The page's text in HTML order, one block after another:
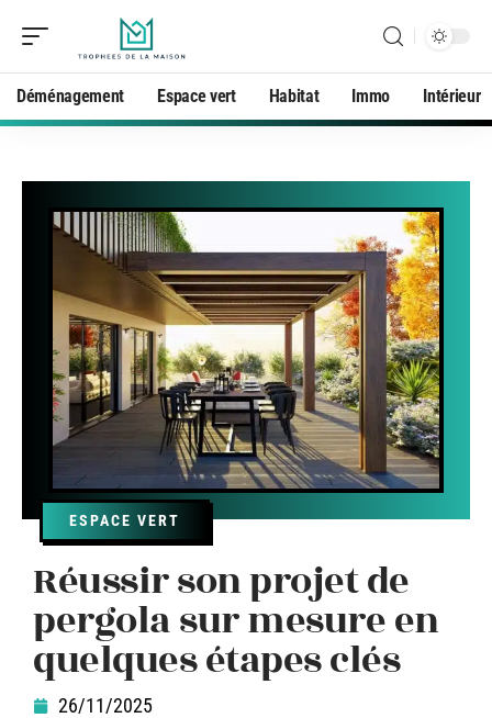
Déménagement Espace vert Habitat Immo Intérieur
ESPACE VERT
Réussir son projet de
pergola sur mesure en
quelques étapes clés
26/11/2025